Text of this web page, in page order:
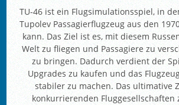
TU-46 ist ein Flugsimulationsspiel, in
Tupolev Passagierflugzeug aus den
kann. Das Ziel ist es, mit diesem
Welt zu fliegen und Passagiere zu
zu bringen. Dadurch verdient der
Upgrades zu kaufen und das
stabiler zu machen. Das ultimative
konkurrierenden Fluggesellschaften